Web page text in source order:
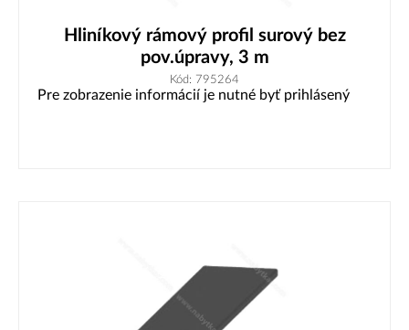
Hliníkový rámový profil surový bez
pov.úpravy, 3 m
Kód: 795264
Pre zobrazenie informácií je nutné byť prihlásený